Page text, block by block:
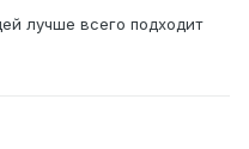
лучше всего подходит